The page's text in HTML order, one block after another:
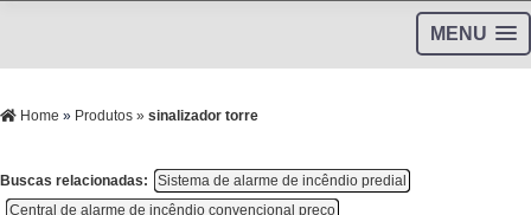
MENU
Home » Produtos » sinalizador torre
Buscas relacionadas:
Sistema de alarme de incêndio predial
Central de alarme de incêndio convencional preço